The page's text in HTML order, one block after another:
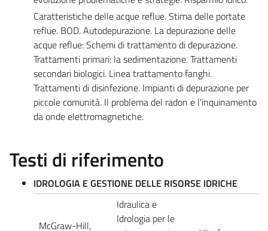
Caratteristiche delle acque reflue. Stima delle portate
reflue. BOD. Autodepurazione. La depurazione delle
acque reflue: Schemi di trattamento di depurazione.
Trattamenti primari: la sedimentazione. Trattamenti
secondari biologici. Linea trattamento fanghi.
Trattamenti di disinfezione. Impianti di depurazione per
piccole comunità. Il problema del radon e l'inquinamento
da onde elettromagnetiche.
Testi di riferimento
IDROLOGIA E GESTIONE DELLE RISORSE IDRICHE
McGraw-Hill,
Idraulica e
Idrologia per le